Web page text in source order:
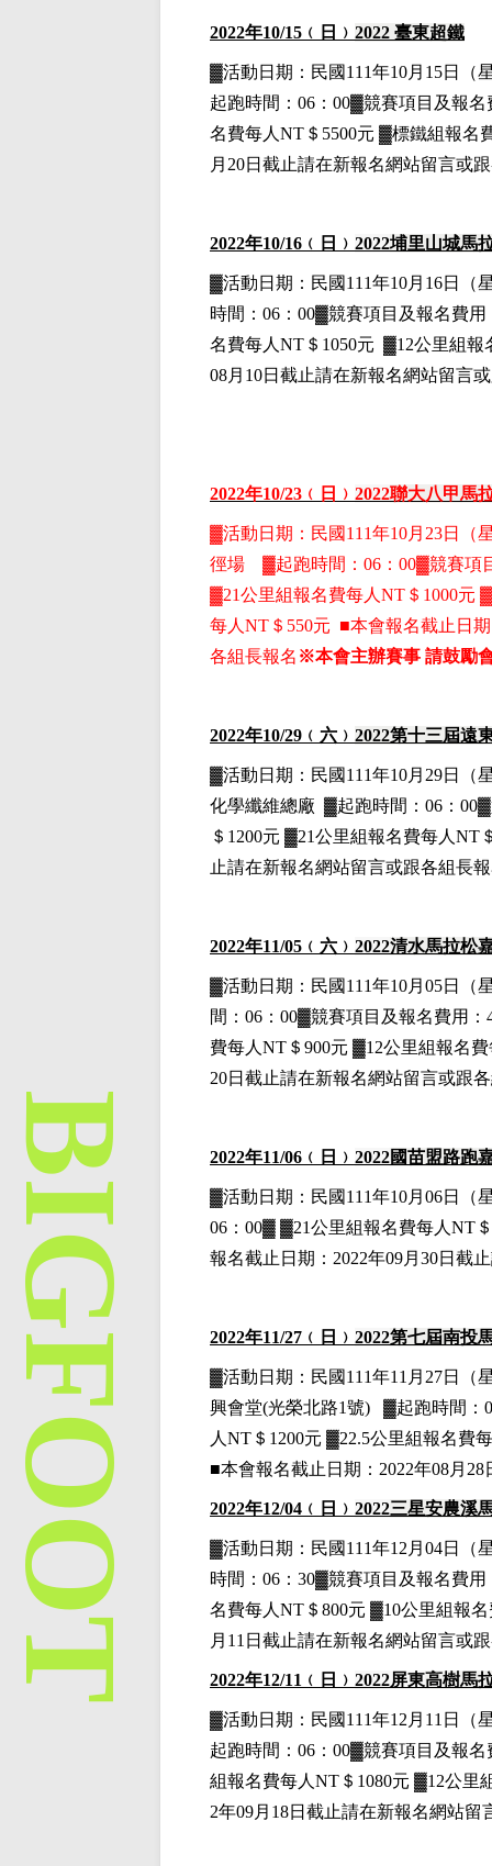
2022年10/15 ﹙日﹚ 2022 臺東超鐵
▓活動日期： 民國111年10月15日
（
起跑時間：06：00▓競賽項目 及報名
名費每人NT＄5500元 ▓標鐵組報名
月20日截止請在新報名網站留言或
2022年10/16 ﹙日﹚ 2022埔里山城馬
▓活動日期： 民國111年10月16日
（
時間：06：00▓競賽項目 及報名費用
名費每人NT＄1050元 ▓12公里組報
08月10日截止請在新報名網站留言
2022年10/23 ﹙日﹚ 2022聯大八甲馬
▓活動日期： 民國111年10月23日
（
徑場
▓起跑時間：06：00▓競賽項
▓21公里組報名費每人NT＄1000元
每人NT＄550元 ■本會報名截止日
各組長報名 ※本會主辦賽事 請鼓勵
2022年10/29 ﹙六﹚ 2022第十三屆遠
▓活動日期： 民國111年10月29日
（
化學纖維總廠 ▓起跑時間：06：
＄1200元 ▓21公里組報名費每人NT
止請在新報名網站留言或跟各組長
2022年11/05 ﹙六﹚ 2022清水馬拉松
▓活動日期： 民國111年10月05日
（
間：06：00▓競賽項目 及報名費用
費每人NT＄900元 ▓12公里組報名費
20日截止請在新報名網站留言或跟
2022年11/06 ﹙日﹚ 2022國苗盟路跑
▓活動日期： 民國111年10月06日
（
06：00▓ ▓21公里組報名費每人NT
報名截止日期：2022年09月30日截
2022年11/27 ﹙日﹚ 2022第七屆南投
▓活動日期： 民國111年11月27日
（
興會堂(光榮北路1號)
▓起跑時間：
人NT＄1200元 ▓22.5公里組報名費
■本會報名截止日期：2022年08月
2022年12/04 ﹙日﹚ 2022三星安農溪
▓活動日期： 民國111年12月04日
（
時間：06：30▓競賽項目 及報名費用
名費每人NT＄800元 ▓10公里組報名
月11日截止請在新報名網站留言或
2022年12/11 ﹙日﹚ 2022屏東高樹馬
▓活動日期： 民國111年12月11日
（
起跑時間：06：00▓競賽項目 及報名
組報名費每人NT＄1080元 ▓12公里
2年09月18日截止請在新報名網站留